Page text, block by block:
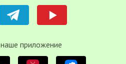
приложение